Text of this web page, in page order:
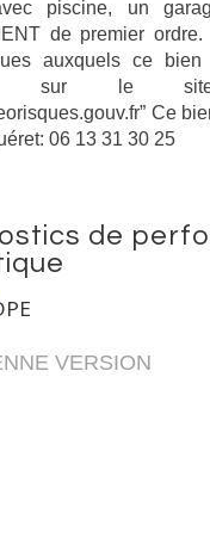
piscine, un
de premier ordre.
auxquels ce bien
sur le site
Ce
06 13 31 30 25
de
VERSION